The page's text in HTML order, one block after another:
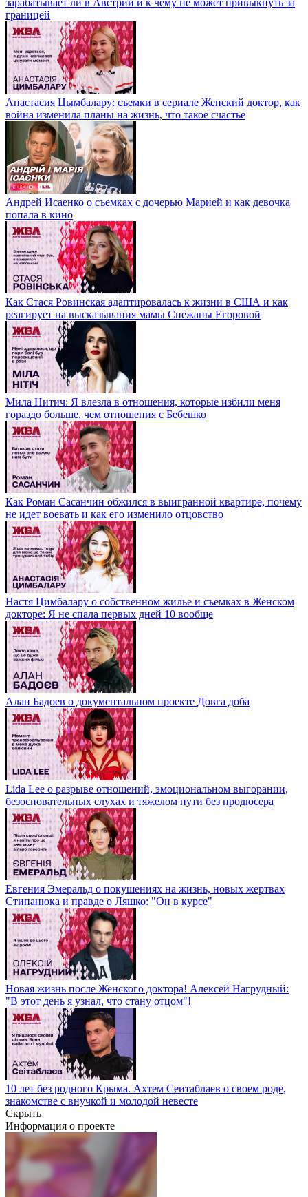
границей
Анастасия Цымбалару: съемки в сериале Женский доктор, как
война изменила планы на жизнь, что такое счастье
Андрей Исаенко о съемках с дочерью Марией и как девочка
попала в кино
Как Стася Ровинская адаптировалась к жизни в США и как
реагирует на высказывания мамы Снежаны Егоровой
Мила Нитич: Я влезла в отношения, которые избили меня
гораздо больше, чем отношения с Бебешко
Как Роман Сасанчин обжился в выигранной квартире, почему
не идет воевать и как его изменило отцовство
Настя Цимбалару о собственном жилье и съемках в Женском
докторе: Я не спала первых дней 10 вообще
Алан Бадоев о документальном проекте Довга доба
Lida Lee о разрыве отношений, эмоциональном выгорании,
безосновательных слухах и тяжелом пути без продюсера
Евгения Эмеральд о покушениях на жизнь, новых жертвах
Стипанюка и правде о Ляшко: "Он в курсе"
Новая жизнь после Женского доктора! Алексей Нагрудный:
"В этот день я узнал, что стану отцом"!
10 лет без родного Крыма. Ахтем Сеитаблаев о своем роде,
знакомстве с внучкой и молодой невесте
Скрыть
Информация о проекте